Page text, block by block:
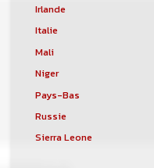
Irlande
Italie
Mali
Niger
Pays-Bas
Russie
Sierra Leone